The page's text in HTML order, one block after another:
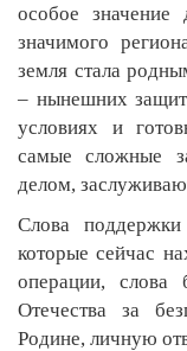
особое значение
значимого
земля стала
– нынешних
условиях и
самые сложные
делом,
Слова поддержки
которые сейчас
операции, слова
Отечества за
Родине, личную